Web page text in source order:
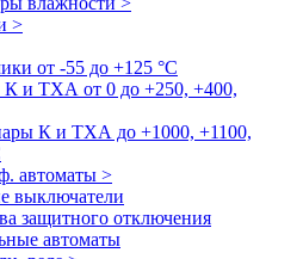
>
от -55 до +125 °С
и ТХА от 0 до +250, +400,
К и ТХА до +1000, +1100,
автоматы >
выключатели
защитного отключения
автоматы